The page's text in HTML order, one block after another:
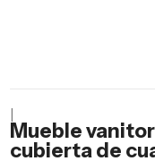
Mueble
cubierta de